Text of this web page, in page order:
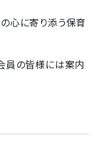
心に寄り添う保育
員の皆様には案内